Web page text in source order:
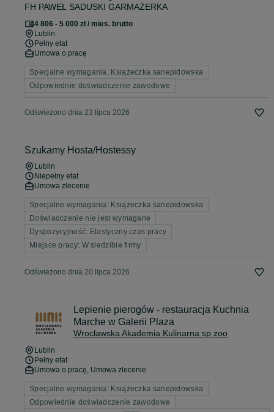
FH PAWEŁ SADUSKI GARMAŻERKA
4 806 - 5 000 zł / mies. brutto
Lublin
Pełny etat
Umowa o pracę
Specjalne wymagania: Książeczka sanepidowska
Odpowiednie doświadczenie zawodowe
Odświeżono dnia 23 lipca 2026
Szukamy Hosta/Hostessy
Lublin
Niepełny etat
Umowa zlecenie
Specjalne wymagania: Książeczka sanepidowska
Doświadczenie nie jest wymagane
Dyspozycyjność: Elastyczny czas pracy
Miejsce pracy: W siedzibie firmy
Odświeżono dnia 20 lipca 2026
Lepienie pierogów - restauracja Kuchnia
Marche w Galerii Plaza
Wrocławska Akademia Kulinarna sp zoo
Lublin
Pełny etat
Umowa o pracę, Umowa zlecenie
Specjalne wymagania: Książeczka sanepidowska
Odpowiednie doświadczenie zawodowe